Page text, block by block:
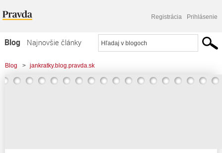
Registrácia Prihlásenie
Blog
Najnovšie články
Najčítanejšie články
Najkomentovanejšie články
Blog > jankratky.blog.pravda.sk